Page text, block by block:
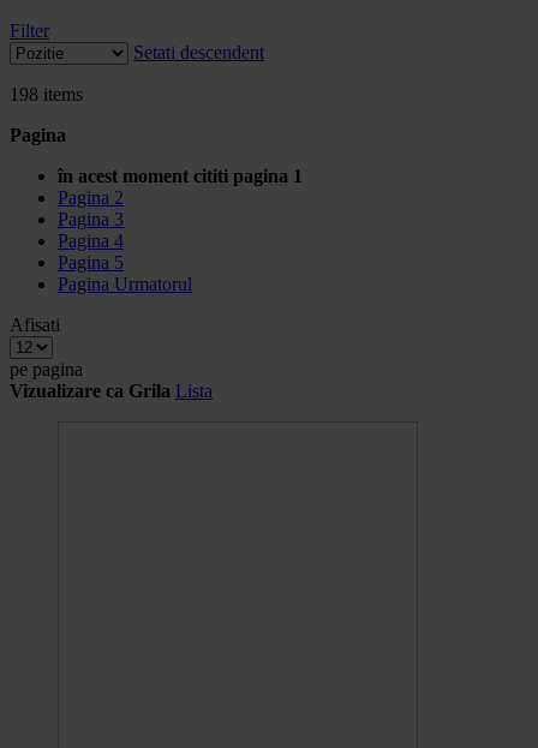
Filter
Setati descendent
198 items
Pagina
în acest moment cititi pagina 1
Pagina 2
Pagina 3
Pagina 4
Pagina 5
Pagina Urmatorul
Afisati
pe pagina
Vizualizare ca Grila Lista